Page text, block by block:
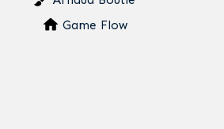
Game Flow